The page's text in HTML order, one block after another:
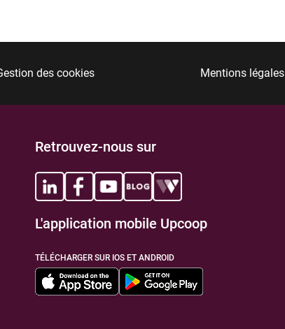
des cookies Mentions légales
Retrouvez-nous sur
L'application mobile Upcoop
TÉLÉCHARGER SUR IOS ET ANDROID